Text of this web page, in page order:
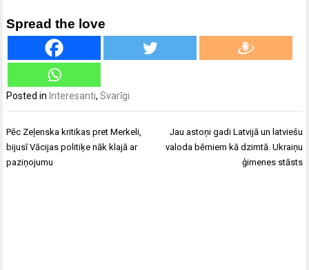
Spread the love
Posted in Interesanti,Svarīgi
Ziņu
izvēlne
Pēc Zeļenska kritikas pret Merkeli,
bijusī Vācijas politiķe nāk klajā ar
paziņojumu
Jau astoņi gadi Latvijā un latviešu
valoda bērniem kā dzimtā. Ukraiņu
ģimenes stāsts